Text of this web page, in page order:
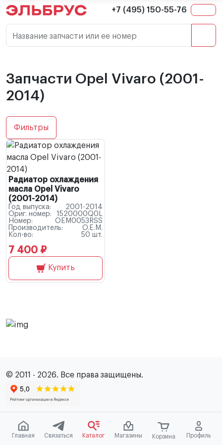
+7 (495) 150-55-76
Название запчасти или ее номер
Главная Связаться Каталог Магазины Корзина Профиль
Запчасти Opel Vivaro (2001-
2014)
Фильтры
Радиатор охлаждения
масла Opel Vivaro
(2001-2014)
Год выпуска:
2001-2014
Ориг. номер:
1520000Q0L
Номер:
OEM0053RSS
Производитель:
O.E.M.
Кол-во:
50 шт.
7 400 ₽
Купить
© 2011 - 2026. Все права защищены.